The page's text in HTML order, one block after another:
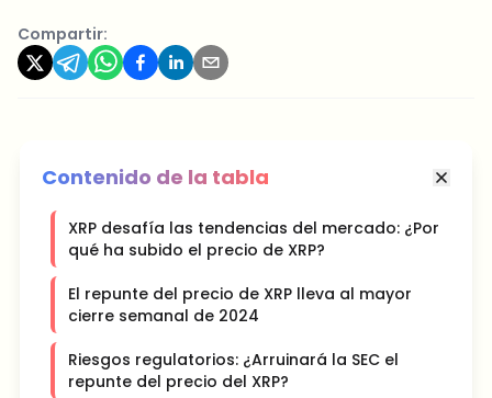
Compartir:
Contenido de la tabla
XRP desafía las tendencias del mercado: ¿Por
qué ha subido el precio de XRP?
El repunte del precio de XRP lleva al mayor
cierre semanal de 2024
Riesgos regulatorios: ¿Arruinará la SEC el
repunte del precio del XRP?